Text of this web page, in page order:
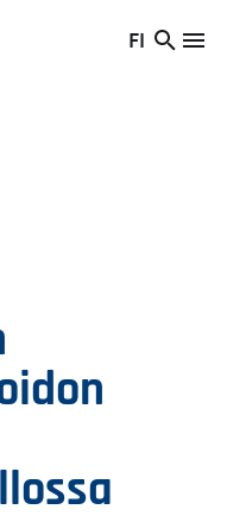
Vaihda
FI
Hae